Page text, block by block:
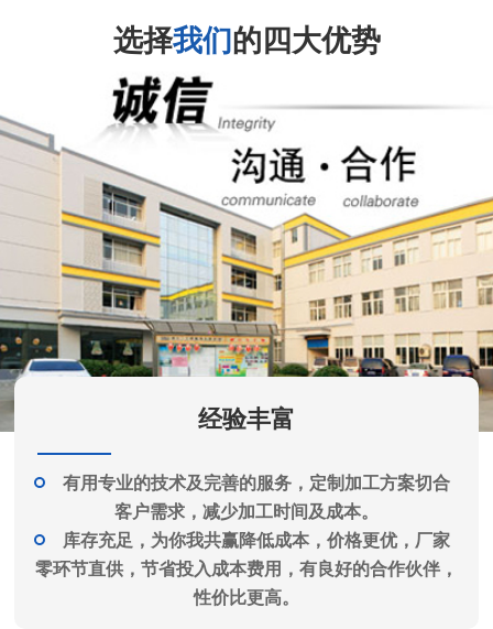
选择我们的四大优势
经验丰富
有用专业的技术及完善的服务，定制加工方案切合
客户需求，减少加工时间及成本。
库存充足，为你我共赢降低成本，价格更优，厂家
零环节直供，节省投入成本费用，有良好的合作伙伴，
性价比更高。